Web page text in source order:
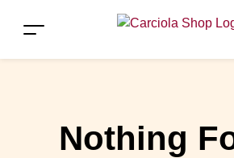
Nothing